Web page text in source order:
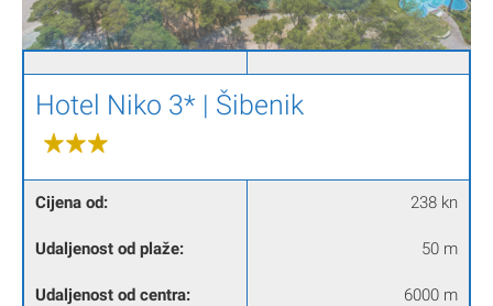
Hotel Niko 3* | Šibenik
Cijena od:
Udaljenost od plaže:
Udaljenost od centra:
238 kn
50 m
6000 m